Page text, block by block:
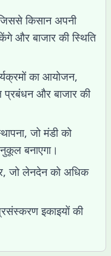
किसान अपनी
और बाजार की स्थिति
का आयोजन,
और बाजार की
जो मंडी को
बनाएगा।
जो लेनदेन को अधिक
इकाइयों की